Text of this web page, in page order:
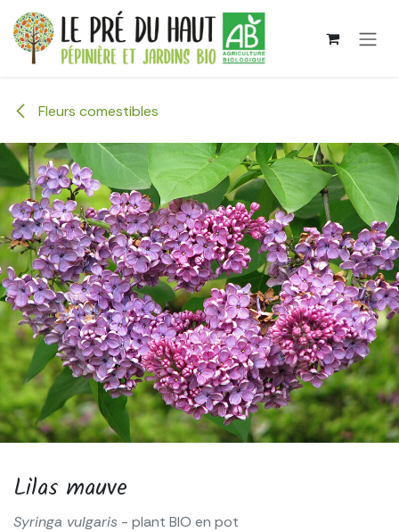
Se rendre au contenu
Fleurs comestibles
Lilas mauve
Syringa vulgaris - plant BIO en pot